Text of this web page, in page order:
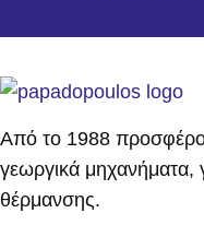
Από το 1988
γεωργικά μηχανήματα,
θέρμανσης.